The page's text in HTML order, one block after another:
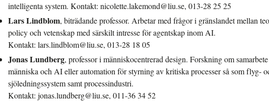
intelligenta system. Kontakt: nicolette.lakemond@liu.se, 013-28 25 25
Lars Lindblom, biträdande professor. Arbetar med frågor i gränslandet mellan
policy och vetenskap med särskilt intresse för agentskap inom AI.
Kontakt: lars.lindblom@liu.se, 013-28 18 05
Jonas Lundberg, professor i människocentrerad design. Forskning om
människa och AI eller automation för styrning av kritiska processer så som flyg-
sjöledningssystem samt processindustri.
Kontakt: jonas.lundberg@liu.se, 011-36 34 52